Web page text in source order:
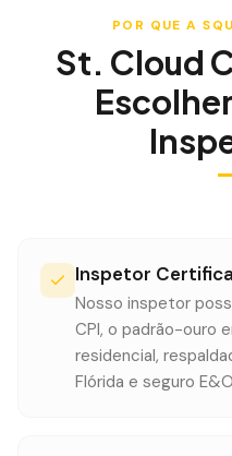
POR QUE A
St. Cloud
Inspetor
Nosso inspetor
CPI, o padrão-ouro
residencial,
Flórida e seguro